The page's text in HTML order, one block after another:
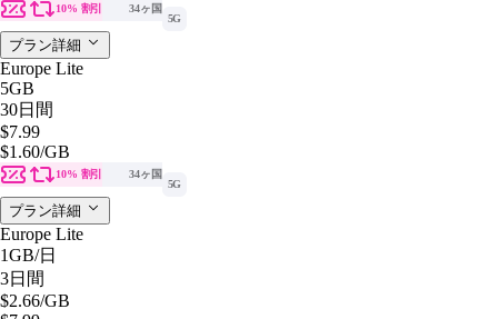
10% 割引
34ヶ国
5G
プラン詳細
Europe Lite
5GB
30日間
$7.99
$1.60/GB
10% 割引
34ヶ国
5G
プラン詳細
Europe Lite
1GB/日
3日間
$2.66/GB